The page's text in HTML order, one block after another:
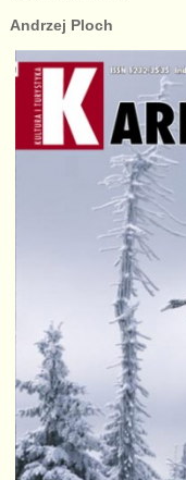
Andrzej Ploch